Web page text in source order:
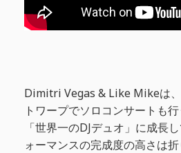
Dimitri Vegas & Like Mikeは
トワープでソロコンサートも
「世界一のDJデュオ」に成長
ォーマンスの完成度の高さは